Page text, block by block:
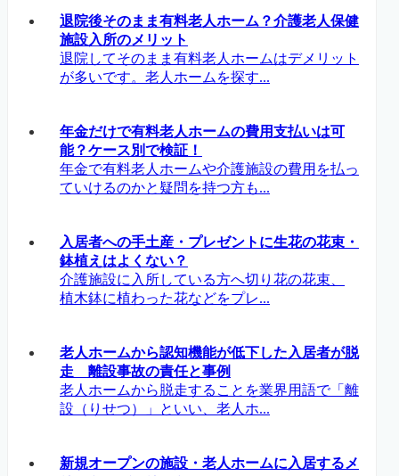
退院後そのまま有料老人ホーム？介護老人保健
施設入所のメリット
退院してそのまま有料老人ホームはデメリット
が多いです。老人ホームを探す...
年金だけで有料老人ホームの費用支払いは可
能？ケース別で検証！
年金で有料老人ホームや介護施設の費用を払っ
ていけるのかと疑問を持つ方も...
入居者への手土産・プレゼントに生花の花束・
鉢植えはよくない？
介護施設に入所している方へ切り花の花束、
植木鉢に植わった花などをプレ...
老人ホームから認知機能が低下した入居者が脱
走 離設事故の責任と事例
老人ホームから脱走することを業界用語で「離
設（りせつ）」といい、老人ホ...
新規オープンの施設・老人ホームに入居するメ